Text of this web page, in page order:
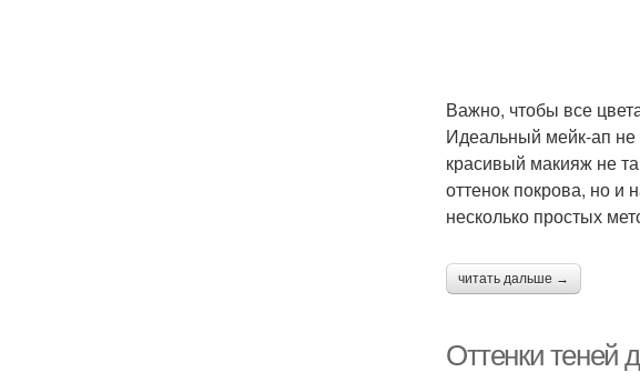
Важно, чтобы все
Идеальный мейк-ап не
красивый макияж не
оттенок покрова, но и
несколько простых
читать дальше →
Оттенки теней